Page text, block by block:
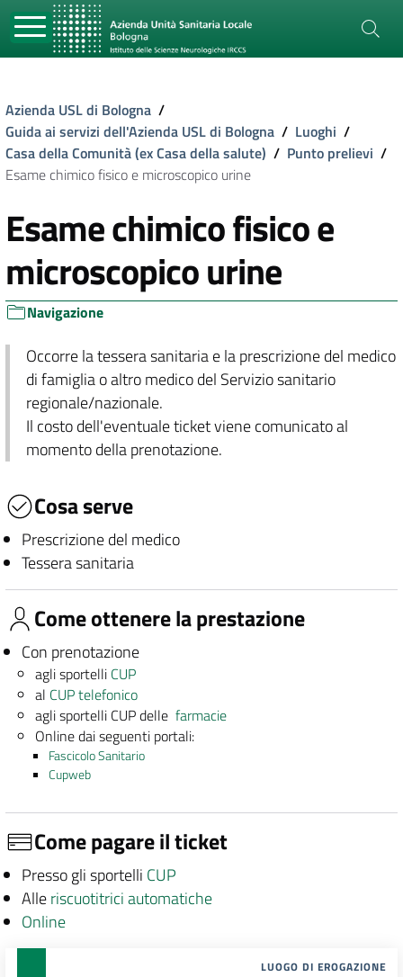
Azienda USL di Bologna /
Guida ai servizi dell'Azienda USL di Bologna / Luoghi /
Casa della Comunità (ex Casa della salute) / Punto prelievi /
Esame chimico fisico e microscopico urine
Esame chimico fisico e
microscopico urine
Navigazione
Occorre la tessera sanitaria e la prescrizione del medico
di famiglia o altro medico del Servizio sanitario
regionale/nazionale.
Il costo dell'eventuale ticket viene comunicato al
momento della prenotazione.
Cosa serve
Prescrizione del medico
Tessera sanitaria
Come ottenere la prestazione
Con prenotazione
agli sportelli CUP
al CUP telefonico
agli sportelli CUP dellefarmacie
Online dai seguenti portali:
Fascicolo Sanitario
Cupweb
Come pagare il ticket
Presso gli sportelli CUP
Alleriscuotitrici automatiche
Online
LUOGO DI EROGAZIONE